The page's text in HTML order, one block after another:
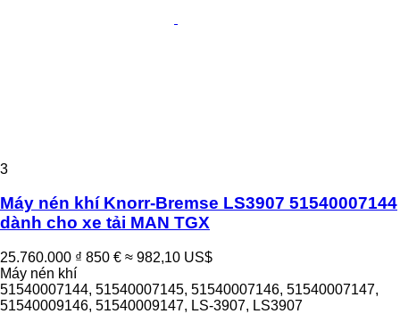
3
Máy nén khí Knorr-Bremse LS3907 51540007144
dành cho xe tải MAN TGX
25.760.000 ₫ 850 € ≈ 982,10 US$
Máy nén khí
51540007144, 51540007145, 51540007146, 51540007147,
51540009146, 51540009147, LS-3907, LS3907